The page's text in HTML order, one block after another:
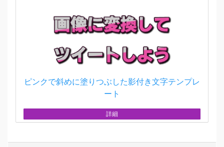
ピンクで斜めに塗りつぶした影付き文字テンプレ
ート
詳細